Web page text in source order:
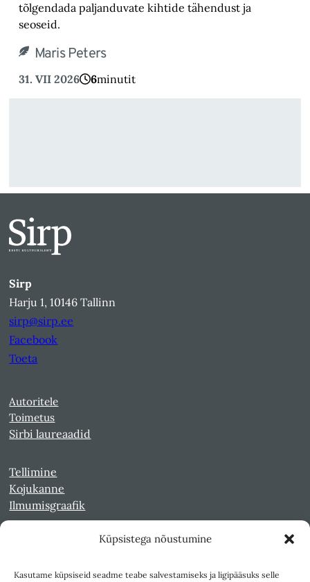
Küpsistega nõustumine
Kasutame küpsiseid seadme teabe salvestamiseks ja ligipääsuks selle
tõlgendada paljanduvate kihtide tähendust ja
seoseid.
Maris Peters
31. VII 2026 6minutit
Sirp
Harju 1, 10146 Tallinn
sirp@sirp.ee
Facebook
Toeta
Autoritele
Toimetus
Sirbi laureaadid
Tellimine
Kojukanne
Ilmumisgraafik
Kultuurileht 1994-1997